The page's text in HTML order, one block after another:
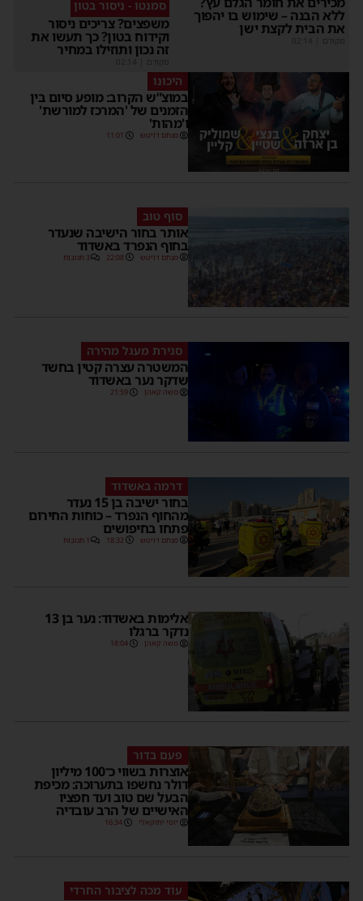
ללא הבנה – שימוש בו יהפוך
את הבית לקצת ישן
מקודם
סמנטו - ניסור בטון
משפצים? צריכים ניסור
וקידוח בטון? כך תעשו את
זה נכון ותוזילו במחיר
מקודם
היכונו
במוצ”ש הקרוב: מופע סיום בין
הזמנים של 'המרכז למורשת'
ו'מהות'
מנחם דויטש 11:01
סוף טוב
אותר בחור הישיבה שנעדר
בחוף הנפרד באשדוד
מנחם דויטש 22:08 3 תגובות
סגירת מעגל מהירה
המשטרה עצרה קטין בחשד
שדקר נער באשדוד
משה קאהן 21:59
דרמה באשדוד
בחור ישיבה בן 15 נעדר
מהחוף הנפרד – כוחות החירום
פתחו בחיפושים
מנחם דויטש 18:32 1 תגובות
אלימות באשדוד: נער בן 13
נדקר ברגלו
משה קאהן 18:04
פעם בדור
אוצרות בשווי כ־100 מיליון
דולר נחשפו בתערוכה: מכיפת
הבעל שם טוב ועד חפציו
האישיים של הרב עובדיה
יוסי יחזקאלי 16:34
עוד מכה לציבור החרדי